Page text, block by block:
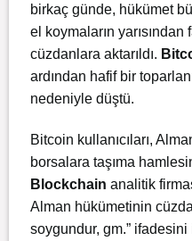
birkaç günde, hükümet
el koymaların
cüzdanlara aktarıldı.
ardından hafif bir
nedeniyle düştü.
Bitcoin kullanıcıları,
borsalara taşıma
Blockchain analitik
Alman hükümetinin
soygundur, gm.”